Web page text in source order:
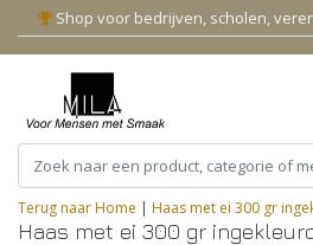
Shop voor bedrijven, scholen,
Terug naar Home | Haas met ei 300 gr
Haas met ei 300 gr